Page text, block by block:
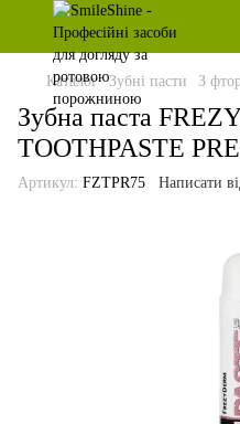
Каталог Зубні пасти З
Зубна паста
TOOTHPASTE
Артикул: FZTPR75 Написати